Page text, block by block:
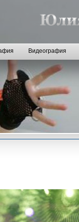
Видеография